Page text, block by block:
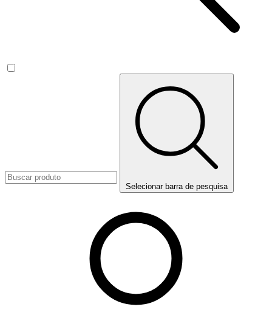
Selecionar barra de pesquisa